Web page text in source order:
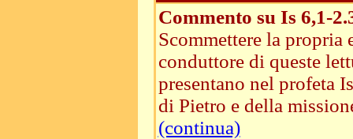
Commento su Is 6,1-
Scommettere la propria
conduttore di queste
presentano nel profeta
di Pietro e della
(continua)